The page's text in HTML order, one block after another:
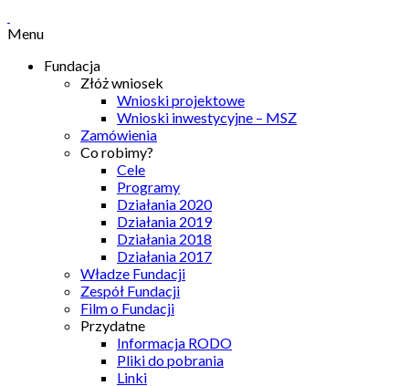
Menu
Fundacja
Złóż wniosek
Wnioski projektowe
Wnioski inwestycyjne – MSZ
Zamówienia
Co robimy?
Cele
Programy
Działania 2020
Działania 2019
Działania 2018
Działania 2017
Władze Fundacji
Zespół Fundacji
Film o Fundacji
Przydatne
Informacja RODO
Pliki do pobrania
Linki